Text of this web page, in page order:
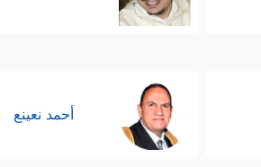
أحمد نعينع